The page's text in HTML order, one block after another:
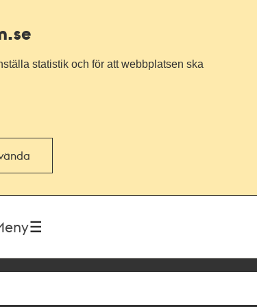
statistik och för att webbplatsen ska